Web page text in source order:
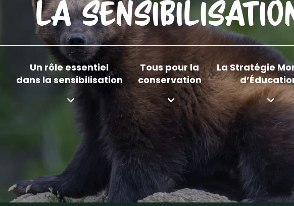
LA
Un rôle essentiel
dans la sensibilisation
Tous pour la
conservation
La Stratégie